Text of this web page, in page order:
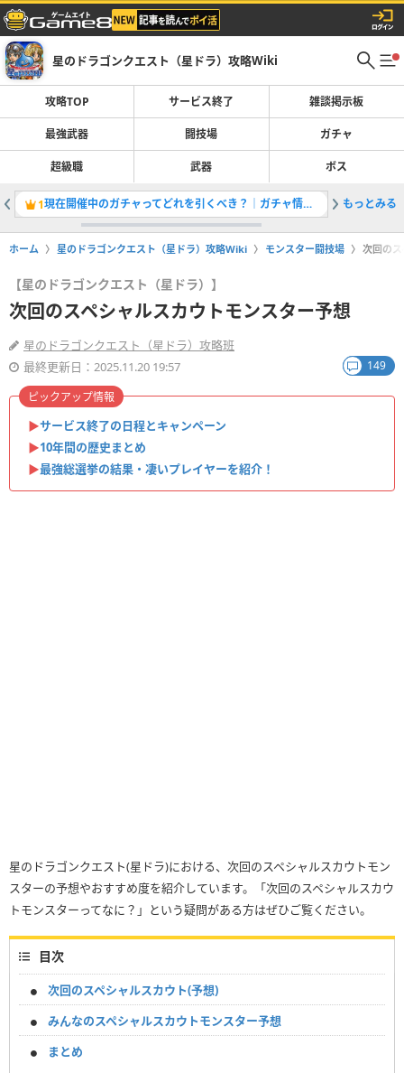
星のドラゴンクエスト（星ドラ）攻略Wiki
攻略TOP サービス終了 雑談掲示板
最強武器 闘技場 ガチャ
超級職 武器 ボス
1 現在開催中のガチャってどれを引くべき？｜ガチャ情報一覧 2バギマ
もっとみる
ホーム 星のドラゴンクエスト（星ドラ）攻略Wiki モンスター闘技場 次回の
【星のドラゴンクエスト（星ドラ）】
次回のスペシャルスカウトモンスター予想
星のドラゴンクエスト（星ドラ）攻略班
最終更新日：2025.11.20 19:57
149
▶︎サービス終了の日程とキャンペーン
▶︎10年間の歴史まとめ
▶︎最強総選挙の結果・凄いプレイヤーを紹介！
ピックアップ情報
星のドラゴンクエスト(星ドラ)における、次回のスペシャルスカウトモン
スターの予想やおすすめ度を紹介しています。「次回のスペシャルスカウ
トモンスターってなに？」という疑問がある方はぜひご覧ください。
目次
次回のスペシャルスカウト(予想)
みんなのスペシャルスカウトモンスター予想
まとめ